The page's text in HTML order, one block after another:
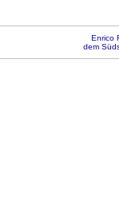
Enrico
dem